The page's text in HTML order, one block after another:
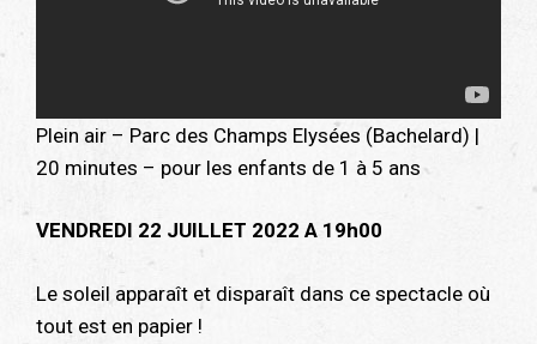
Plein air – Parc des Champs Elysées (Bachelard) |
20 minutes – pour les enfants de 1 à 5 ans
VENDREDI 22 JUILLET 2022 A 19h00
Le soleil apparaît et disparaît dans ce spectacle où
tout est en papier !